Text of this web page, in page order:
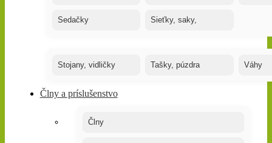
Sedačky Sieťky, saky,
Stojany, vidličky Tašky, púzdra Váhy
Člny a príslušenstvo
Člny